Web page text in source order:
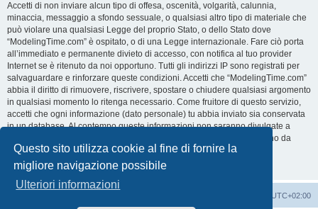
Questo sito utilizza cookie al fine di fornire la
migliore navigazione possibile
Ulteriori informazioni
Accetti di non inviare alcun tipo di offesa, oscenità, volgarità, calunnia,
minaccia, messaggio a sfondo sessuale, o qualsiasi altro tipo di materiale che
può violare una qualsiasi Legge del proprio Stato, o dello Stato dove
“ModelingTime.com” è ospitato, o di una Legge internazionale. Fare ciò porta
all’immediato e permanente divieto di accesso, con notifica al tuo provider
Internet se è ritenuto da noi opportuno. Tutti gli indirizzi IP sono registrati per
salvaguardare e rinforzare queste condizioni. Accetti che “ModelingTime.com”
abbia il diritto di rimuovere, riscrivere, spostare o chiudere qualsiasi argomento
in qualsiasi momento lo ritenga necessario. Come fruitore di questo servizio,
accetti che ogni informazione (dato personale) tu abbia inviato sia conservata
in un database. Al contempo queste informazioni non saranno divulgate a
nessuno senza il tuo consenso, né “ModelingTime.com” o phpBB sono da
ritenersi responsabili per qualsiasi violazione al sistema che possa
compromettere queste informazioni.
UTC+02:00